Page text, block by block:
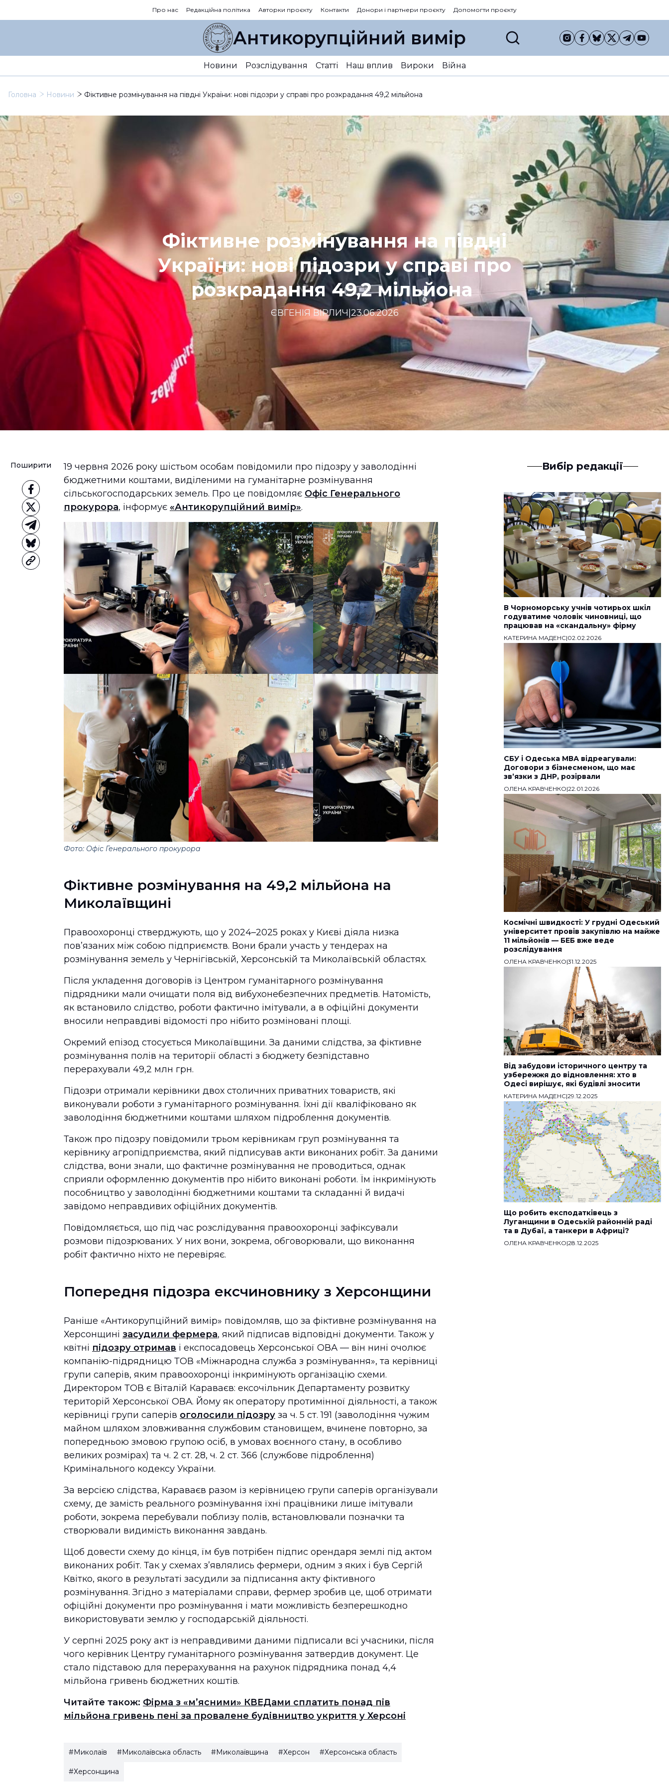
Про нас Редакційна політика Авторки проєкту Контакти Донори і партнери проєкту Допомогти проєкту
Антикорупційний вимір
Новини Розслідування Статті Наш вплив Вироки Війна
Головна Новини Фіктивне розмінування на півдні України: нові підозри у справі про розкрадання 49,2 мільйона
Фіктивне розмінування на півдні
України: нові підозри у справі про
розкрадання 49,2 мільйона
ЄВГЕНІЯ ВІРЛИЧ|23.06.2026
Поширити
19 червня 2026 року шістьом особам повідомили про підозру у заволодінні
бюджетними коштами, виділеними на гуманітарне розмінування
сільськогосподарських земель. Про це повідомляє Офіс Генерального
прокурора, інформує «Антикорупційний вимір».
Фото: Офіс Генерального прокурора
Фіктивне розмінування на 49,2 мільйона на
Миколаївщині
Правоохоронці стверджують, що у 2024–2025 роках у Києві діяла низка
пов’язаних між собою підприємств. Вони брали участь у тендерах на
розмінування земель у Чернігівській, Херсонській та Миколаївській областях.
Після укладення договорів із Центром гуманітарного розмінування
підрядники мали очищати поля від вибухонебезпечних предметів. Натомість,
як встановило слідство, роботи фактично імітували, а в офіційні документи
вносили неправдиві відомості про нібито розміновані площі.
Окремий епізод стосується Миколаївщини. За даними слідства, за фіктивне
розмінування полів на території області з бюджету безпідставно
перерахували 49,2 млн грн.
Підозри отримали керівники двох столичних приватних товариств, які
виконували роботи з гуманітарного розмінування. Їхні дії кваліфіковано як
заволодіння бюджетними коштами шляхом підроблення документів.
Також про підозру повідомили трьом керівникам груп розмінування та
керівнику агропідприємства, який підписував акти виконаних робіт. За даними
слідства, вони знали, що фактичне розмінування не проводиться, однак
сприяли оформленню документів про нібито виконані роботи. Їм інкримінують
пособництво у заволодінні бюджетними коштами та складанні й видачі
завідомо неправдивих офіційних документів.
Повідомляється, що під час розслідування правоохоронці зафіксували
розмови підозрюваних. У них вони, зокрема, обговорювали, що виконання
робіт фактично ніхто не перевіряє.
Попередня підозра ексчиновнику з Херсонщини
Раніше «Антикорупційний вимір» повідомляв, що за фіктивне розмінування на
Херсонщині засудили фермера, який підписав відповідні документи. Також у
квітні підозру отримав і експосадовець Херсонської ОВА — він нині очолює
компанію-підрядницю ТОВ «Міжнародна служба з розмінування», та керівниці
групи саперів, яким правоохоронці інкримінують організацію схеми.
Директором ТОВ є Віталій Караваєв: ексочільник Департаменту розвитку
територій Херсонської ОВА. Йому як оператору протимінної діяльності, а також
керівниці групи саперів оголосили підозру за ч. 5 ст. 191 (заволодіння чужим
майном шляхом зловживання службовим становищем, вчинене повторно, за
попередньою змовою групою осіб, в умовах воєнного стану, в особливо
великих розмірах) та ч. 2 ст. 28, ч. 2 ст. 366 (службове підроблення)
Кримінального кодексу України.
За версією слідства, Караваєв разом із керівницею групи саперів організували
схему, де замість реального розмінування їхні працівники лише імітували
роботи, зокрема перебували поблизу полів, встановлювали позначки та
створювали видимість виконання завдань.
Щоб довести схему до кінця, їм був потрібен підпис орендаря землі під актом
виконаних робіт. Так у схемах з’являлись фермери, одним з яких і був Сергій
Квітко, якого в результаті засудили за підписання акту фіктивного
розмінування. Згідно з матеріалами справи, фермер зробив це, щоб отримати
офіційні документи про розмінування і мати можливість безперешкодно
використовувати землю у господарській діяльності.
У серпні 2025 року акт із неправдивими даними підписали всі учасники, після
чого керівник Центру гуманітарного розмінування затвердив документ. Це
стало підставою для перерахування на рахунок підрядника понад 4,4
мільйона гривень бюджетних коштів.
Читайте також: Фірма з «м’ясними» КВЕДами сплатить понад пів
мільйона гривень пені за провалене будівництво укриття у Херсоні
#Миколаїв #Миколаївська область #Миколаївщина #Херсон #Херсонська область
#Херсонщина
Вибір редакції
В Чорноморську учнів чотирьох шкіл
годуватиме чоловік чиновниці, що
працював на «скандальну» фірму
КАТЕРИНА МАДЕНС|02.02.2026
СБУ і Одеська МВА відреагували:
Договори з бізнесменом, що має
звʼязки з ДНР, розірвали
ОЛЕНА КРАВЧЕНКО|22.01.2026
Космічні швидкості: У грудні Одеський
університет провів закупівлю на майже
11 мільйонів — БЕБ вже веде
розслідування
ОЛЕНА КРАВЧЕНКО|31.12.2025
Від забудови історичного центру та
узбережжя до відновлення: хто в
Одесі вирішує, які будівлі зносити
КАТЕРИНА МАДЕНС|29.12.2025
Що робить експодатківець з
Луганщини в Одеській районній раді
та в Дубаї, а танкери в Африці?
ОЛЕНА КРАВЧЕНКО|28.12.2025